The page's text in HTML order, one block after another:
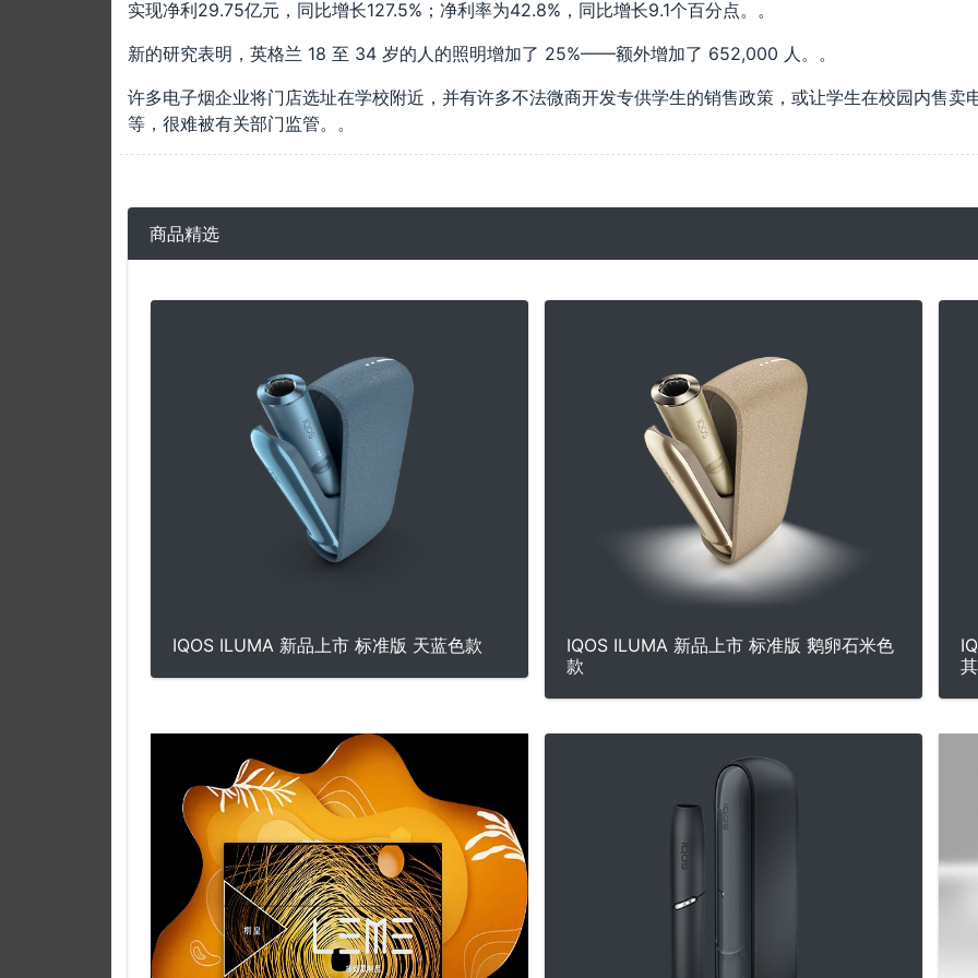
实现净利29.75亿元，同比增长127.5%；净利率为42.8%，同比增长9.1个百分点。。
新的研究表明，英格兰 18 至 34 岁的人的照明增加了 25%——额外增加了 652,000 人。。
许多电子烟企业将门店选址在学校附近，并有许多不法微商开发专供学生的销售政策，或让学生在校园内售卖
等，很难被有关部门监管。。
商品精选
IQOS ILUMA 新品上市 标准版 天蓝色款
IQOS ILUMA 新品上市 标准版 鹅卵石米色
款